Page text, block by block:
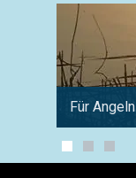
Für Angeln